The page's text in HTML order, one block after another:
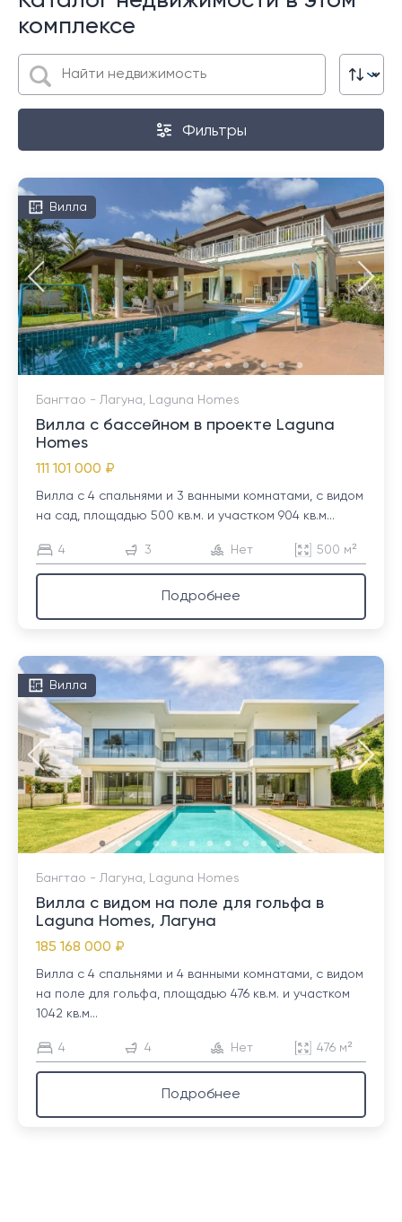
комплексе
Фильтры
Вилла
Бангтао - Лагуна, Laguna Homes
Вилла с бассейном в проекте Laguna
Homes
111 101 000 ₽
Вилла с 4 спальнями и 3 ванными комнатами, с видом
на сад, площадью 500 кв.м. и участком 904 кв.м...
4 3 Нет 500 м²
Подробнее
Вилла
Бангтао - Лагуна, Laguna Homes
Вилла с видом на поле для гольфа в
Laguna Homes, Лагуна
185 168 000 ₽
Вилла с 4 спальнями и 4 ванными комнатами, с видом
на поле для гольфа, площадью 476 кв.м. и участком
1042 кв.м...
4 4 Нет 476 м²
Подробнее